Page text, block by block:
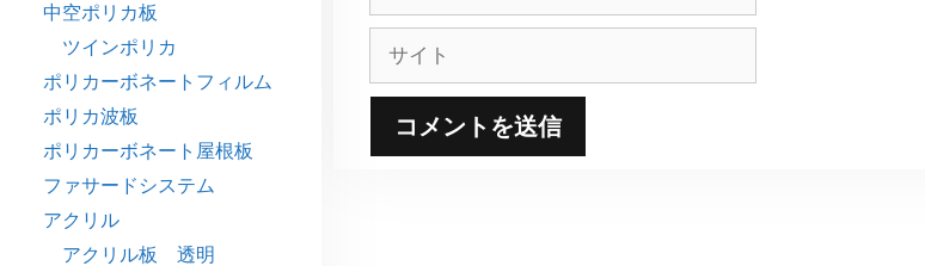
ル
ト
中空ポリカ板
ツインポリカ
ポリカーボネートフィルム
ポリカ波板
ポリカーボネート屋根板
ファサードシステム
アクリル
アクリル板 透明